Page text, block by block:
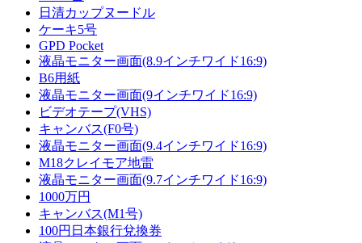
日清カップヌードル
ケーキ5号
GPD Pocket
液晶モニター画面(8.9インチワイド16:9)
B6用紙
液晶モニター画面(9インチワイド16:9)
ビデオテープ(VHS)
キャンバス(F0号)
液晶モニター画面(9.4インチワイド16:9)
M18クレイモア地雷
液晶モニター画面(9.7インチワイド16:9)
1000万円
キャンバス(M1号)
100円日本銀行兌換券